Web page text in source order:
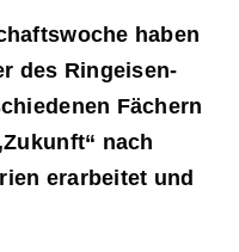
haben
des Ringeisen-
Fächern
nach
erarbeitet und